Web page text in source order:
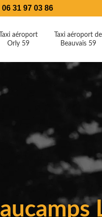
06 31 97 03 86
Taxi aéroport
Orly 59
Taxi aéroport de
Beauvais 59